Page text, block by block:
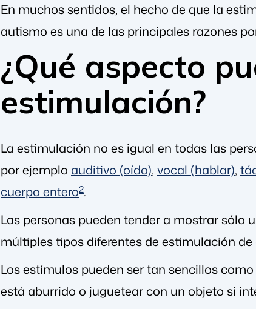
En muchos sentidos, el hecho de que la
autismo es una de las principales razones
¿Qué aspecto
estimulación?
La estimulación no es igual en todas las
por ejemplo auditivo (oído), vocal (hablar),
cuerpo entero2.
Las personas pueden tender a mostrar
múltiples tipos diferentes de estimulación
Los estímulos pueden ser tan sencillos
está aburrido o juguetear con un objeto si